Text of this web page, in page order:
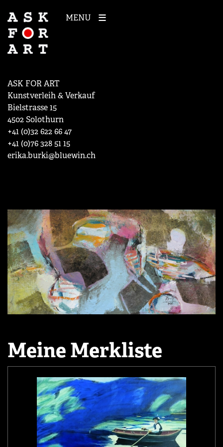
MENU
ASK FOR ART
Kunstverleih & Verkauf
Bielstrasse 15
4502 Solothurn
+41 (0)32 622 66 47
+41 (0)76 328 51 15
erika.burki@bluewin.ch
Meine Merkliste